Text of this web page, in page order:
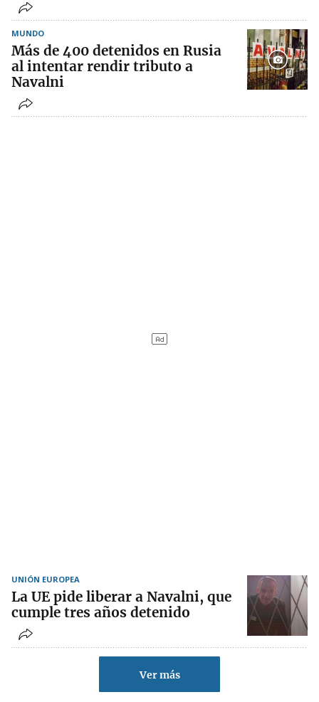
MUNDO
Más de 400 detenidos en Rusia
al intentar rendir tributo a
Navalni
UNIÓN EUROPEA
La UE pide liberar a Navalni, que
cumple tres años detenido
Ver más